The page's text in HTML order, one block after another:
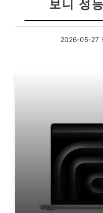
보니 성
2026-05-27